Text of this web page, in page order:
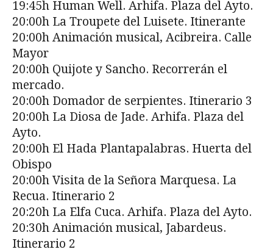
19:45h Human Well. Arhifa. Plaza del Ayto.
20:00h La Troupete del Luisete. Itinerante
20:00h Animación musical, Acibreira. Calle
Mayor
20:00h Quijote y Sancho. Recorrerán el
mercado.
20:00h Domador de serpientes. Itinerario 3
20:00h La Diosa de Jade. Arhifa. Plaza del
Ayto.
20:00h El Hada Plantapalabras. Huerta del
Obispo
20:00h Visita de la Señora Marquesa. La
Recua. Itinerario 2
20:20h La Elfa Cuca. Arhifa. Plaza del Ayto.
20:30h Animación musical, Jabardeus.
Itinerario 2